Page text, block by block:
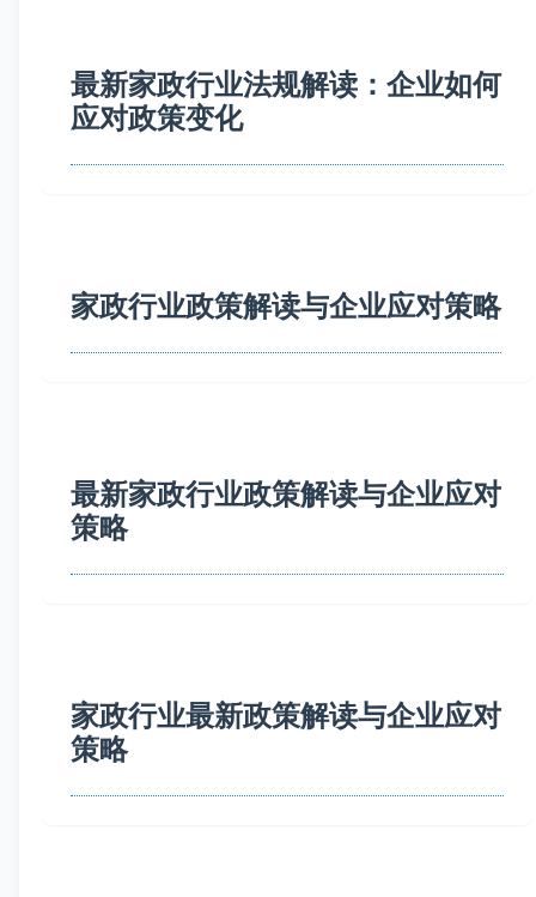
最新家政行业法规解读：企业如何
应对政策变化
家政行业政策解读与企业应对策略
最新家政行业政策解读与企业应对
策略
家政行业最新政策解读与企业应对
策略